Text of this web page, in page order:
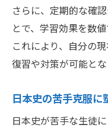
さらに、定期的な確
とで、学習効果を数
これにより、自分の
復習や対策が可能とな
日本史の苦手克服に
日本史が苦手な生徒